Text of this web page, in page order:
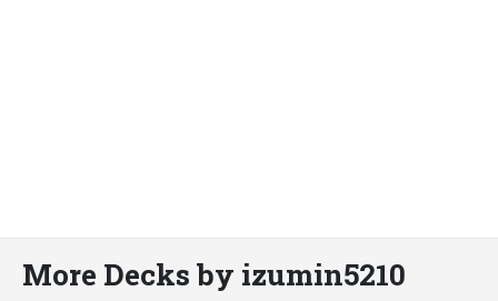
More Decks by izumin5210